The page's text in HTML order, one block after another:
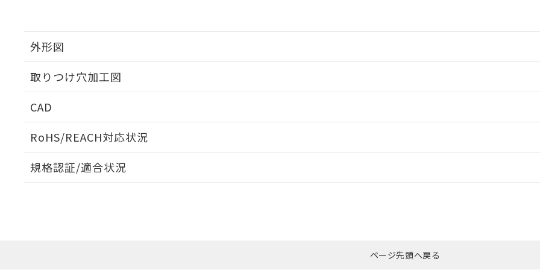
外形図
取りつけ穴加工図
CAD
RoHS/REACH対応状況
EU RoHS 注意事項・凡例
ダウンロードはこちら
規格認証/適合状況
ページ先頭へ戻る